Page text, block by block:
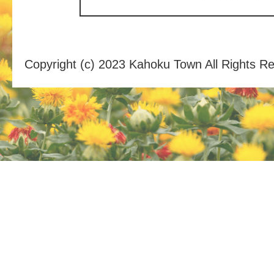
Copyright (c) 2023 Kahoku Town All Rights